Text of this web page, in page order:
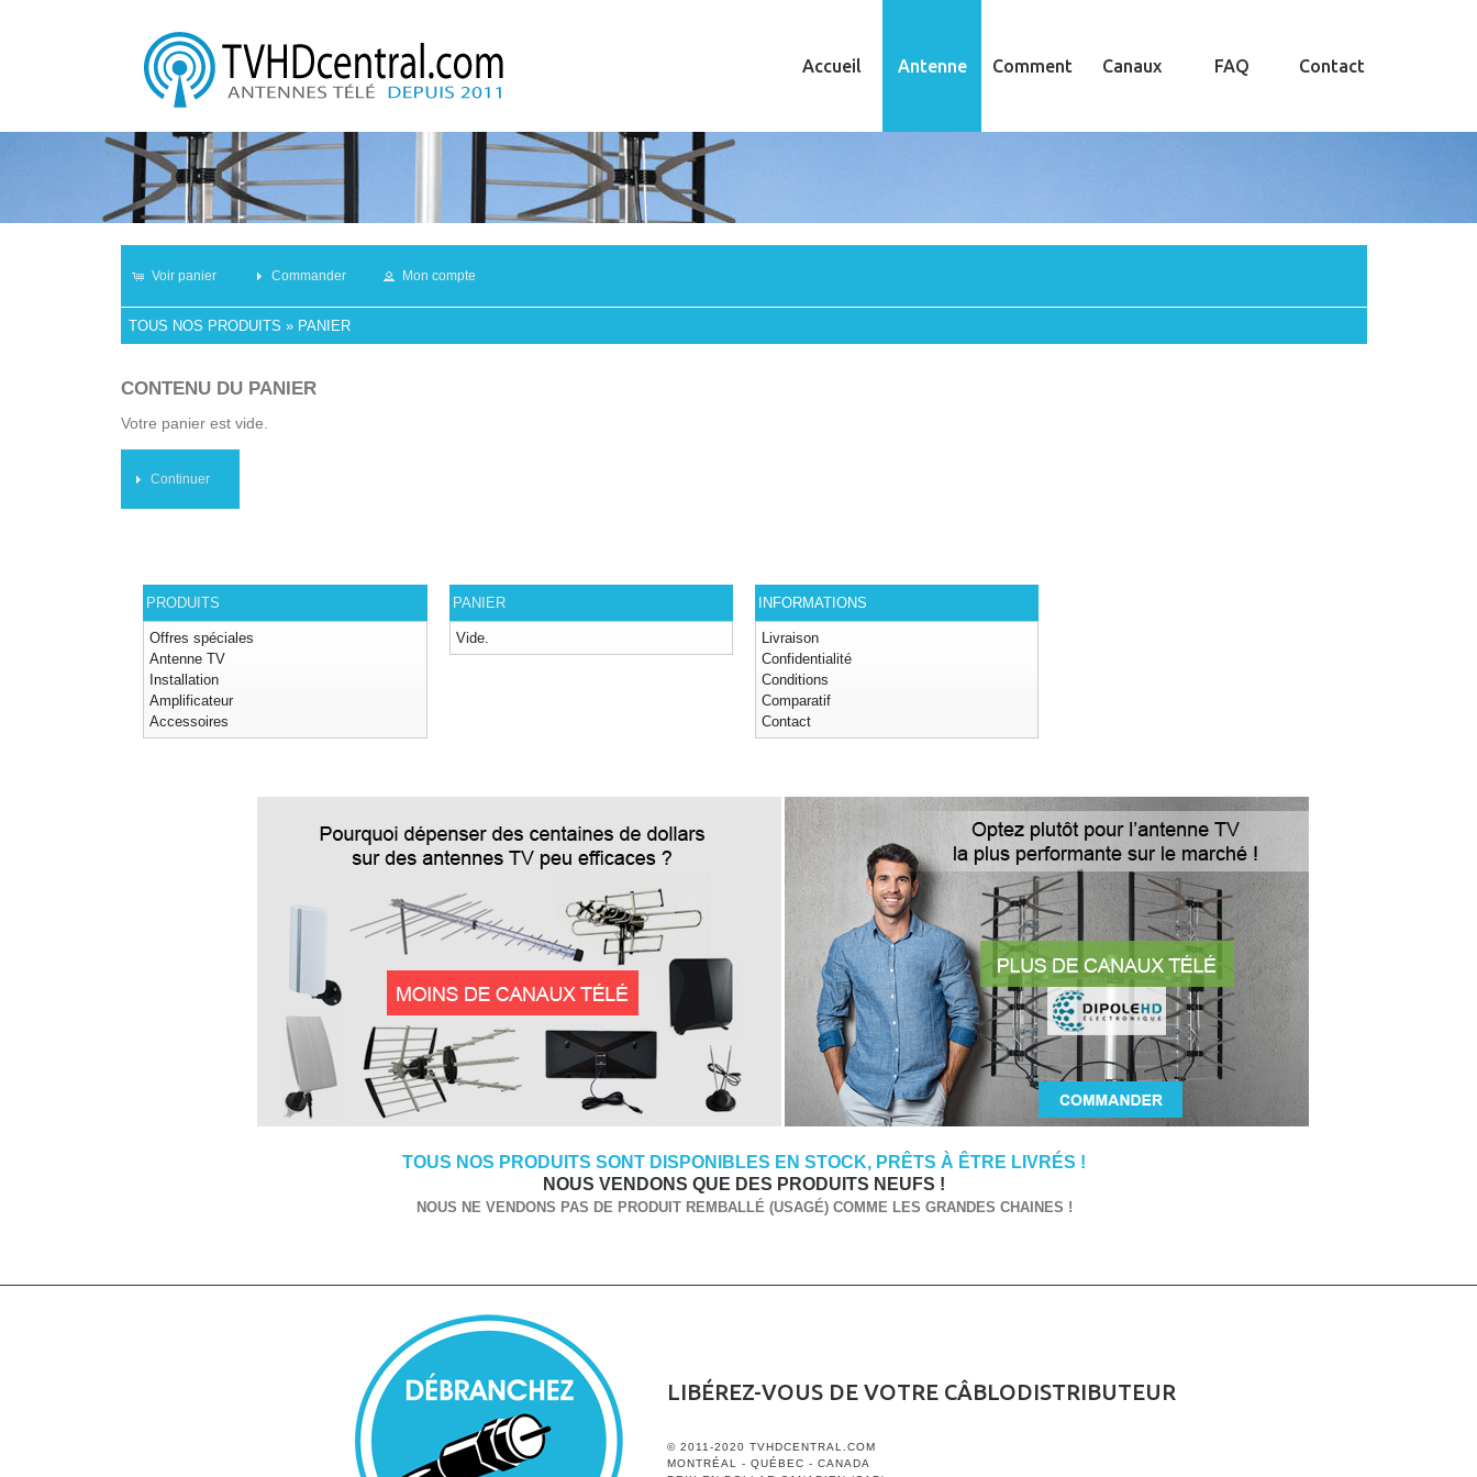
Accueil Antenne Comment Canaux FAQ Contact
Voir panier Commander Mon compte
TOUS NOS PRODUITS » PANIER
CONTENU DU PANIER
Votre panier est vide.
Continuer
PRODUITS
Offres spéciales
Antenne TV
Installation
Amplificateur
Accessoires
PANIER
Vide.
INFORMATIONS
Livraison
Confidentialité
Conditions
Comparatif
Contact
TOUS NOS PRODUITS SONT DISPONIBLES EN STOCK, PRÊTS À ÊTRE LIVRÉS !
NOUS VENDONS QUE DES PRODUITS NEUFS !
NOUS NE VENDONS PAS DE PRODUIT REMBALLÉ (USAGÉ) COMME LES GRANDES CHAINES !
LIBÉREZ-VOUS DE VOTRE CÂBLODISTRIBUTEUR
© 2011-2020 TVHDCENTRAL.COM
MONTRÉAL - QUÉBEC - CANADA